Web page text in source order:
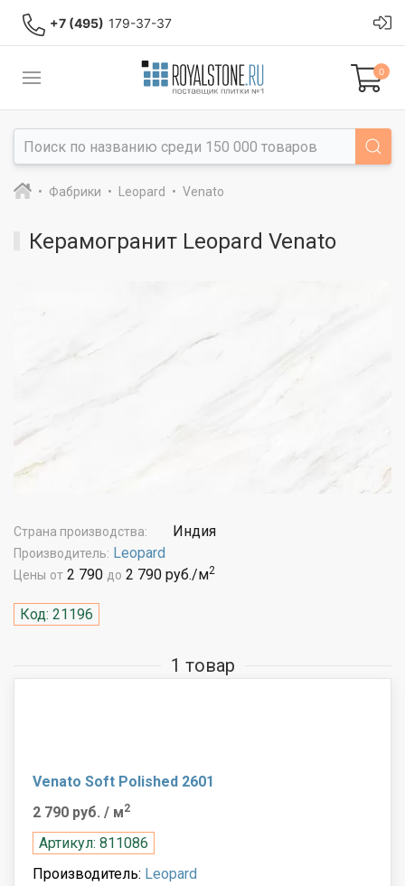
+7 (495) 179-37-37
0
Фабрики Leopard Venato
Керамогранит Leopard Venato
Страна производства: Индия
Производитель: Leopard
Цены от 2 790 до 2 790 руб./м2
Код: 21196
1 товар
Venato Soft Polished 2601
2 790 руб. / м2
Артикул: 811086
Производитель: Leopard